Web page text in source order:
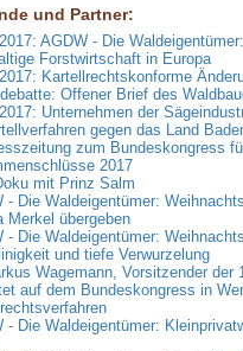
und Partner:
AGDW - Die
Forstwirtschaft in Europa
Kartellrechtskonforme
Offener Brief des
Unternehmen der
gegen das Land
zum Bundeskongress
2017
mit Prinz Salm
- Die Waldeigentümer:
Merkel übergeben
- Die Waldeigentümer:
und tiefe Verwurzelung
Wagemann, Vorsitzender
auf dem Bundeskongress in
- Die Waldeigentümer: